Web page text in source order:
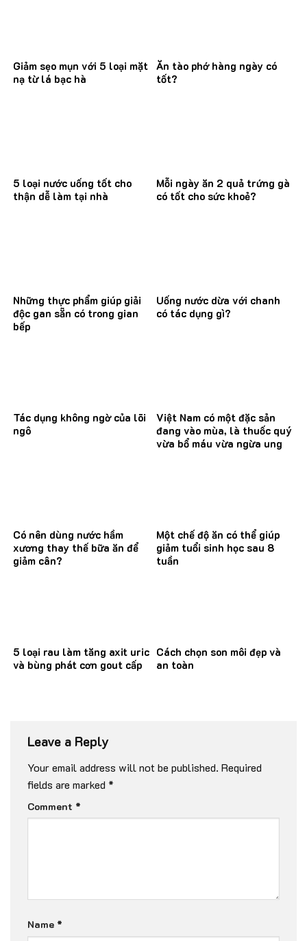
Giảm sẹo mụn với 5 loại mặt
nạ từ lá bạc hà
Ăn tào phớ hàng ngày có
tốt?
5 loại nước uống tốt cho
thận dễ làm tại nhà
Mỗi ngày ăn 2 quả trứng gà
có tốt cho sức khoẻ?
Những thực phẩm giúp giải
độc gan sẵn có trong gian
bếp
Uống nước dừa với chanh
có tác dụng gì?
Tác dụng không ngờ của lõi
ngô
Việt Nam có một đặc sản
đang vào mùa, là thuốc quý
vừa bổ máu vừa ngừa ung
Có nên dùng nước hầm
xương thay thế bữa ăn để
giảm cân?
Một chế độ ăn có thể giúp
giảm tuổi sinh học sau 8
tuần
5 loại rau làm tăng axit uric
và bùng phát cơn gout cấp
Cách chọn son môi đẹp và
an toàn
Leave a Reply
Your email address will not be published. Required
fields are marked *
Comment *
Name *